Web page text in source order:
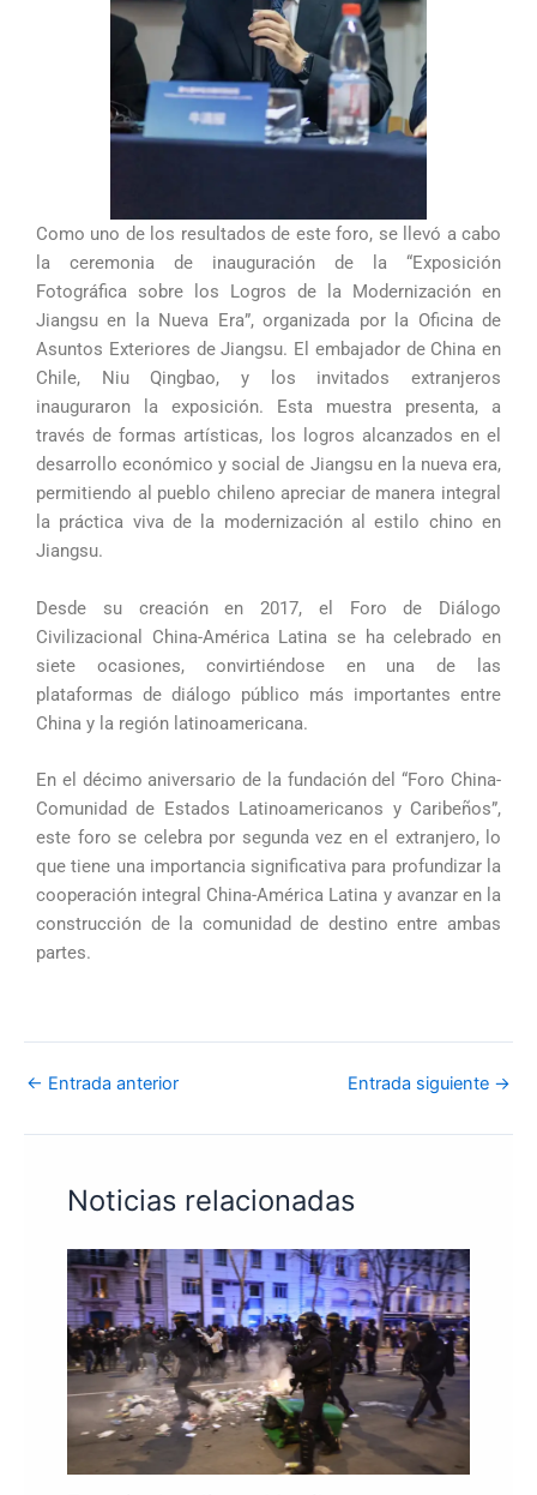
Como uno de los resultados de este foro, se llevó a cabo
la ceremonia de inauguración de la “Exposición
Fotográfica sobre los Logros de la Modernización en
Jiangsu en la Nueva Era”, organizada por la Oficina de
Asuntos Exteriores de Jiangsu. El embajador de China en
Chile, Niu Qingbao, y los invitados extranjeros
inauguraron la exposición. Esta muestra presenta, a
través de formas artísticas, los logros alcanzados en el
desarrollo económico y social de Jiangsu en la nueva era,
permitiendo al pueblo chileno apreciar de manera integral
la práctica viva de la modernización al estilo chino en
Jiangsu.
Desde su creación en 2017, el Foro de Diálogo
Civilizacional China-América Latina se ha celebrado en
siete ocasiones, convirtiéndose en una de las
plataformas de diálogo público más importantes entre
China y la región latinoamericana.
En el décimo aniversario de la fundación del “Foro China-
Comunidad de Estados Latinoamericanos y Caribeños”,
este foro se celebra por segunda vez en el extranjero, lo
que tiene una importancia significativa para profundizar la
cooperación integral China-América Latina y avanzar en la
construcción de la comunidad de destino entre ambas
partes.
← Entrada anterior Entrada siguiente →
Noticias relacionadas